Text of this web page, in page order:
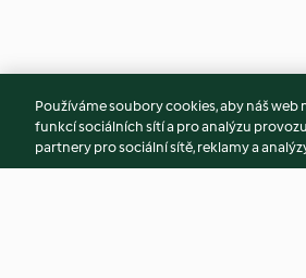
Používáme soubory cookies, aby náš
funkcí sociálních sítí a pro analýzu
partnery pro sociální sítě, reklamy a